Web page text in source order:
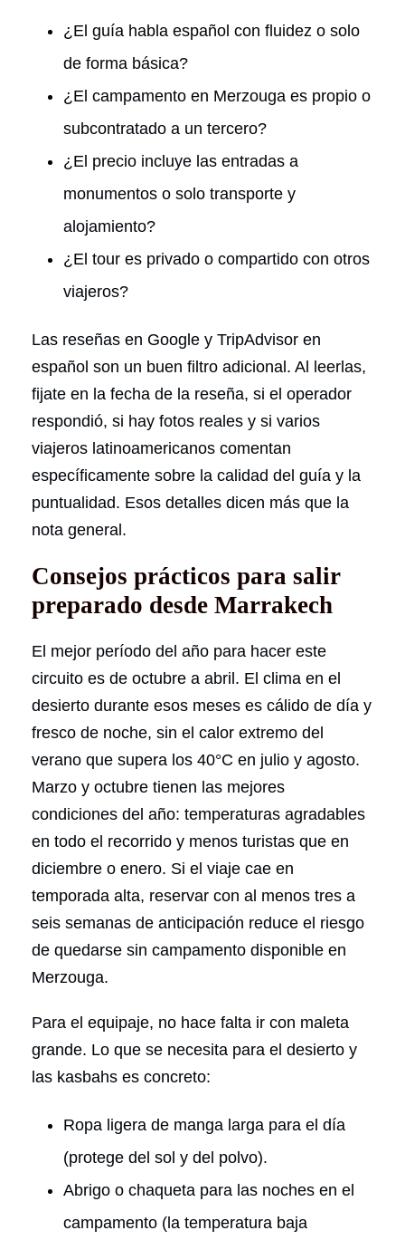
¿El guía habla español con fluidez o solo
de forma básica?
¿El campamento en Merzouga es propio o
subcontratado a un tercero?
¿El precio incluye las entradas a
monumentos o solo transporte y
alojamiento?
¿El tour es privado o compartido con otros
viajeros?
Las reseñas en Google y TripAdvisor en
español son un buen filtro adicional. Al leerlas,
fijate en la fecha de la reseña, si el operador
respondió, si hay fotos reales y si varios
viajeros latinoamericanos comentan
específicamente sobre la calidad del guía y la
puntualidad. Esos detalles dicen más que la
nota general.
Consejos prácticos para salir
preparado desde Marrakech
El mejor período del año para hacer este
circuito es de octubre a abril. El clima en el
desierto durante esos meses es cálido de día y
fresco de noche, sin el calor extremo del
verano que supera los 40°C en julio y agosto.
Marzo y octubre tienen las mejores
condiciones del año: temperaturas agradables
en todo el recorrido y menos turistas que en
diciembre o enero. Si el viaje cae en
temporada alta, reservar con al menos tres a
seis semanas de anticipación reduce el riesgo
de quedarse sin campamento disponible en
Merzouga.
Para el equipaje, no hace falta ir con maleta
grande. Lo que se necesita para el desierto y
las kasbahs es concreto:
Ropa ligera de manga larga para el día
(protege del sol y del polvo).
Abrigo o chaqueta para las noches en el
campamento (la temperatura baja